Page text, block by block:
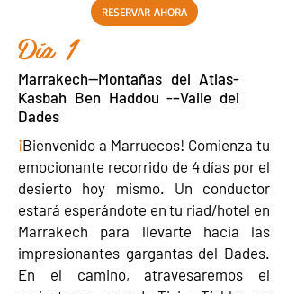
RESERVAR AHORA
Día 1
Marrakech--Montañas del Atlas-
Kasbah Ben Haddou -–Valle del
Dades
¡Bienvenido a Marruecos! Comienza tu
emocionante recorrido de 4 días por el
desierto hoy mismo. Un conductor
estará esperándote en tu riad/hotel en
Marrakech para llevarte hacia las
impresionantes gargantas del Dades.
En el camino, atravesaremos el